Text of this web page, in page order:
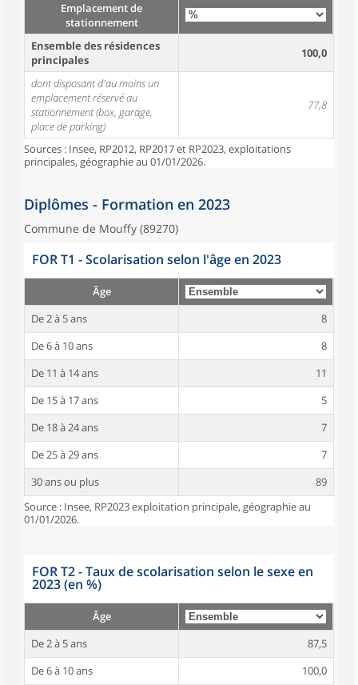
Emplacement de
stationnement
Ensemble des résidences
principales
100,0
dont disposant d'au moins un
emplacement réservé au
stationnement (box, garage,
place de parking)
77,8
Sources : Insee, RP2012, RP2017 et RP2023, exploitations
principales, géographie au 01/01/2026.
Diplômes - Formation en 2023
Commune de Mouffy (89270)
FOR T1 - Scolarisation selon l'âge en 2023
Âge
De 2 à 5 ans
8
De 6 à 10 ans
8
De 11 à 14 ans
11
De 15 à 17 ans
5
De 18 à 24 ans
7
De 25 à 29 ans
7
30 ans ou plus
89
Source : Insee, RP2023 exploitation principale, géographie au
01/01/2026.
FOR T2 - Taux de scolarisation selon le sexe en
2023 (en %)
Âge
De 2 à 5 ans
87,5
De 6 à 10 ans
100,0